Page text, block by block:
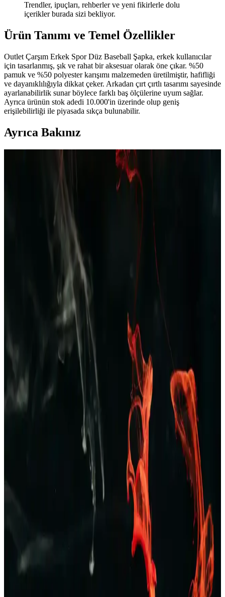
Trendler, ipuçları, rehberler ve yeni fikirlerle dolu
içerikler burada sizi bekliyor.
Ürün Tanımı ve Temel Özellikler
Outlet Çarşım Erkek Spor Düz Baseball Şapka, erkek kullanıcılar
için tasarlanmış, şık ve rahat bir aksesuar olarak öne çıkar. %50
pamuk ve %50 polyester karışımı malzemeden üretilmiştir, hafifliği
ve dayanıklılığıyla dikkat çeker. Arkadan çırt çırtlı tasarımı sayesinde
ayarlanabilirlik sunar böylece farklı baş ölçülerine uyum sağlar.
Ayrıca ürünün stok adedi 10.000'in üzerinde olup geniş
erişilebilirliği ile piyasada sıkça bulunabilir.
Ayrıca Bakınız
Polar Erkek Pijama Takımı Bordo Lacivert Ekose
Desenli Kış İçin Şık ve Konforlu Giyim Seçeneği
Kış ayları için tasarlanan polar erkek pijama takımı, yumuşak
dokusu ve şık ekose desenleriyle rahatlık ve stil sunar, uzun ömürlü
ve kolay bakım avantajıyla evde konfor sağlar.
Erkek Yazlık Pijama Altları: Rahat ve Şık
Seçenekler ile Yaz Aylarında Konfor
Yazlık erkek pijama altları hafif, nefes alabilir kumaşlardan üretilir,
çeşitli modeller ve desenlerde bulunur, uygun fiyat ve kalite dengesi
önemlidir, yaz aylarında rahatlık sağlar.
Dockers 226324 Kahverengi Erkek Terlik: Şıklık ve
Konforu Bir Arada Sunan Modern Tasarım
Dockers 226324 kahverengi erkek terlik, şık tasarımı ve ortopedik
desteğiyle rahatlık ve dayanıklılık sunar, nefes alabilir yapısıyla gün
boyu konfor sağlar.
Erkekler İçin Kareli Pijama Seçenekleri: Rahat ve
Şık Ev Giyim Tarzları
Kareli pijamalar, erkekler arasında popüler olup, rahatlık ve şıklığı
bir arada sunar. Farklı modeller ve kumaş seçenekleriyle ev
giyiminde ideal tercihlerin başında gelir.
Erkekler İçin Zara Pantolon ve Kot Seçenekleri:
Tarzınızı Yansıtan Şık ve Konforlu Koleksiyonlar
Zara’nın geniş erkek pantolon ve kot koleksiyonlarıyla şıklık ve
konforu bir arada yakalayın. Günlük ve resmi tarzlara uygun
modellerle kendinizi ifade edin.
TAMPAP Erkek Baskılı Kısa Kollu Pijama Takımı
TAMPAP erkek baskılı kısa kollu pijama takımı, hafif, nefes alabilir
pamuklu kumaşı ve şık tasarımıyla yaz aylarına uygun konfor sağlar.
Erkek Bej Rengi Ceketler: Çok Yönlü ve Şık Giyim
Seçenekleri Rehberi
Bej rengi erkek ceketler, çok yönlülüğü ve şıklığıyla her sezon ve